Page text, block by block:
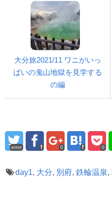
大分旅2021/11 ワニがいっ
ぱいの鬼山地獄を見学する
の編
error 0 0
day1, 大分, 別府, 鉄輪温泉,